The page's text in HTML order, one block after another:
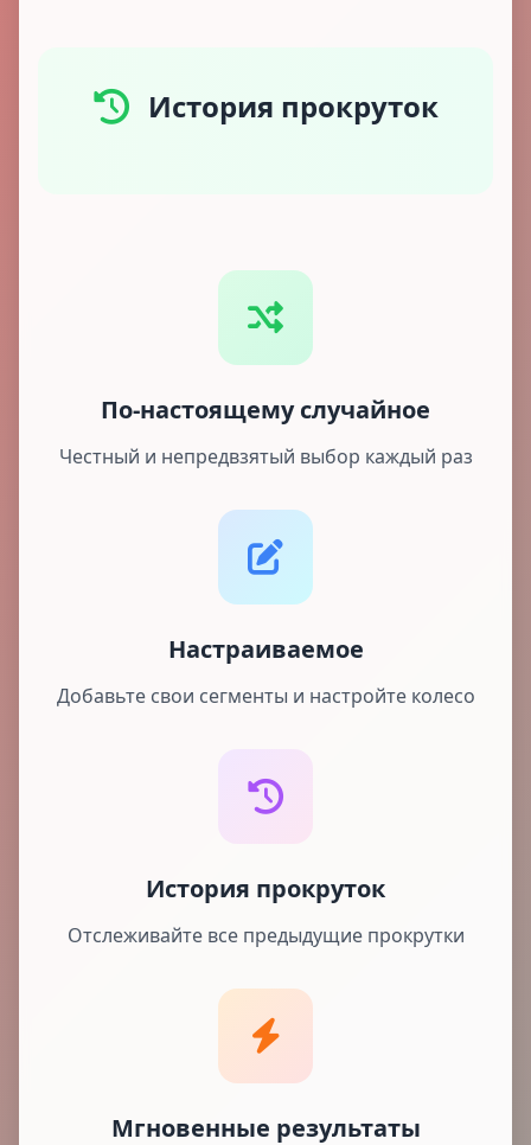
История прокруток
По-настоящему случайное
Честный и непредвзятый выбор каждый раз
Настраиваемое
Добавьте свои сегменты и настройте колесо
История прокруток
Отслеживайте все предыдущие прокрутки
Мгновенные результаты